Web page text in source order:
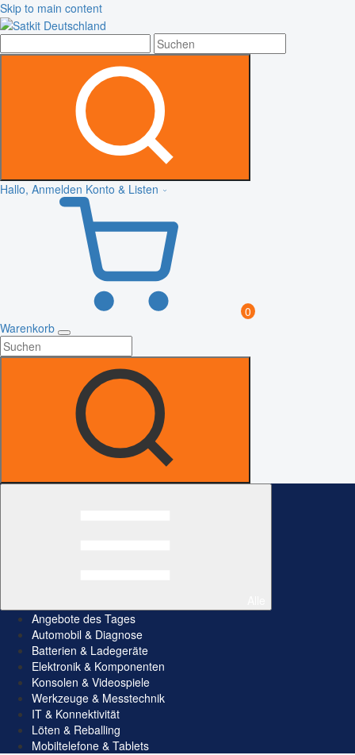
Skip to main content
Hallo, Anmelden Konto & Listen
0
Warenkorb
Angebote des Tages
Automobil & Diagnose
Batterien & Ladegeräte
Elektronik & Komponenten
Konsolen & Videospiele
Werkzeuge & Messtechnik
IT & Konnektivität
Löten & Reballing
Mobiltelefone & Tablets